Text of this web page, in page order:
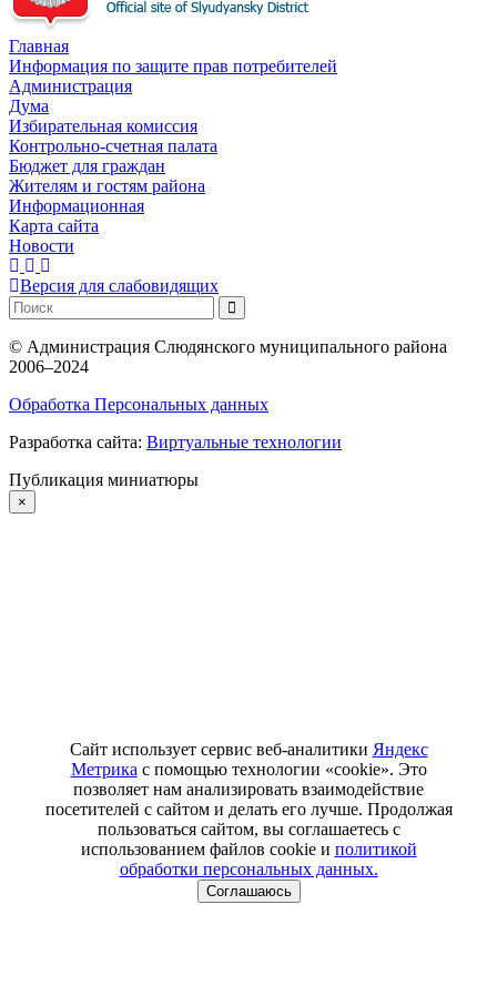
Главная
Информация по защите прав потребителей
Администрация
Дума
Избирательная комиссия
Контрольно-счетная палата
Бюджет для граждан
Жителям и гостям района
Информационная
Карта сайта
Новости
Версия для слабовидящих
© Администрация Слюдянского муниципального района
2006–2024
Обработка Персональных данных
Разработка сайта: Виртуальные технологии
Публикация миниатюры
×
Сайт использует сервис веб-аналитики Яндекс
Метрика с помощью технологии «cookie». Это
позволяет нам анализировать взаимодействие
посетителей с сайтом и делать его лучше. Продолжая
пользоваться сайтом, вы соглашаетесь с
использованием файлов cookie и политикой
обработки персональных данных.
Соглашаюсь